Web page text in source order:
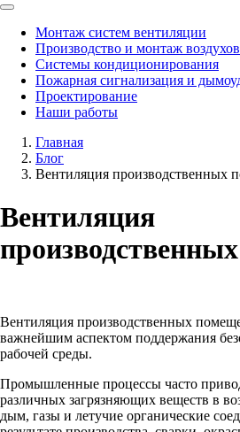
Монтаж систем вентиляции
Производство и монтаж
Системы кондиционирования
Пожарная сигнализация и
Проектирование
Наши работы
Главная
Блог
Вентиляция производственных
Вентиляция
Вентиляция производственных
важнейшим аспектом поддержания
рабочей среды.
Промышленные процессы часто
различных загрязняющих веществ в
дым, газы и летучие органические